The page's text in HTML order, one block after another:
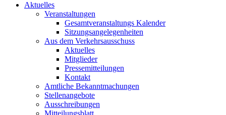
Aktuelles
Veranstaltungen
Gesamtveranstaltungs Kalender
Sitzungsangelegenheiten
Aus dem Verkehrsausschuss
Aktuelles
Mitglieder
Pressemitteilungen
Kontakt
Amtliche Bekanntmachungen
Stellenangebote
Ausschreibungen
Mitteilungsblatt